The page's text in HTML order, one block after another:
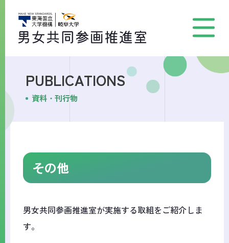
PUBLICATIONS
資料・刊行物
その他
男女共同参画推進室が実施する取組をご紹介しま
す。